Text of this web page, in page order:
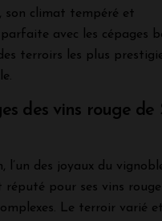
son climat tempéré et
parfaite avec les cépages
terroirs les plus
des vins rouge de
l’un des joyaux du
réputé pour ses vins
Le terroir varié